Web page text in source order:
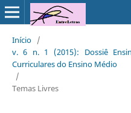
Início /
v. 6 n. 1 (2015): Dossiê
Curriculares do Ensino Médio
/
Temas Livres